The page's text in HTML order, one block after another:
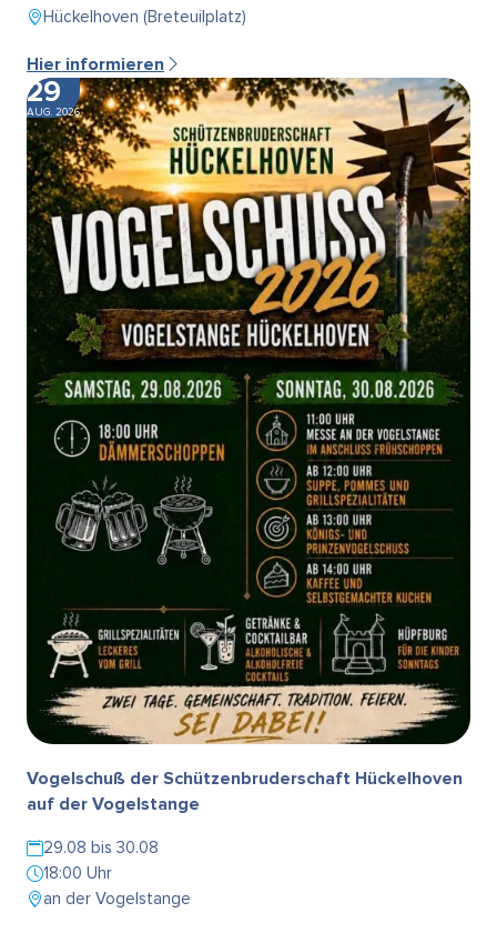
Hückelhoven (Breteuilplatz)
Hier informieren
29
AUG. 2026
Vogelschuß der Schützenbruderschaft Hückelhoven
auf der Vogelstange
29.08 bis 30.08
18:00 Uhr
an der Vogelstange